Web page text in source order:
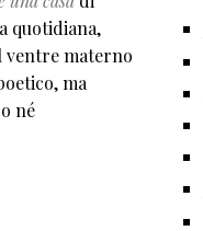
quotidiana,
ventre materno
ma
né